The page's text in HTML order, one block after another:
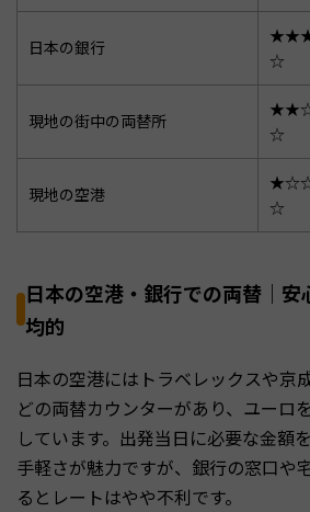
日本の銀行
☆
現地の街中の両替所
☆
現地の空港
☆
日本の空港・銀行での両替｜安
均的
日本の空港にはトラベレックスや京
どの両替カウンターがあり、ユーロ
しています。出発当日に必要な金額
手軽さが魅力ですが、銀行の窓口や
るとレートはやや不利です。